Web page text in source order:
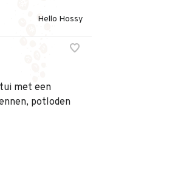
Hello Hossy
met een
potloden